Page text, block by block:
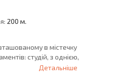
200 м.
в містечку
Детальніше